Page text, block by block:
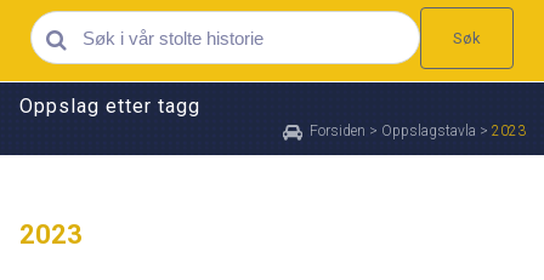
Søk
Oppslag etter tagg
Forsiden > Oppslagstavla > 2023
2023